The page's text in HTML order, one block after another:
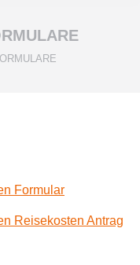
Formular
Reisekosten Antrag